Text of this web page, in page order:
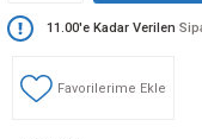
11.00'e Kadar Verilen